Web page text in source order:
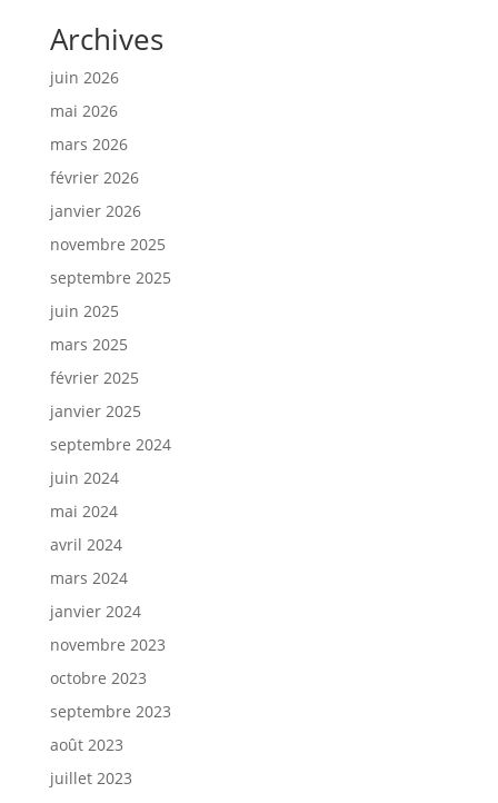
Archives
juin 2026
mai 2026
mars 2026
février 2026
janvier 2026
novembre 2025
septembre 2025
juin 2025
mars 2025
février 2025
janvier 2025
septembre 2024
juin 2024
mai 2024
avril 2024
mars 2024
janvier 2024
novembre 2023
octobre 2023
septembre 2023
août 2023
juillet 2023